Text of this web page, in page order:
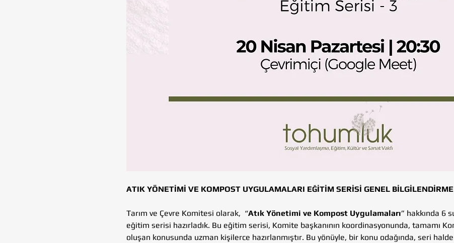
ATIK YÖNETİMİ VE KOMPOST UYGULAMALARI EĞİTİM SERİSİ GENEL BİLGİLENDİRME
Tarım ve Çevre Komitesi olarak,  “Atık Yönetimi ve Kompost Uygulamaları” hakkında 6
eğitim serisi hazırladık. Bu eğitim serisi, Komite başkanının koordinasyonunda, tamamı
oluşan konusunda uzman kişilerce hazırlanmıştır. Bu yönüyle, bir konu odağında, seri